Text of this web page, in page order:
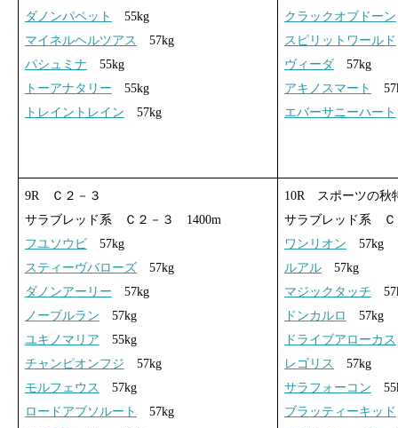
ダノンパペット
55kg
マイネルヘルツアス
57kg
パシュミナ 55kg
トーアナタリー 55kg
トレイントレイン 57kg
クラックオブドーン
スピリットワールド
ヴィーダ57kg
アキノスマート
エバーサニーハート
9R Ｃ２－３
サラブレッド系 Ｃ２－３ 1400m
フユソウビ57kg
スティーヴバローズ57kg
ダノンアーリー 57kg
ノーブルラン 57kg
ユキノマリア 55kg
チャンピオンフジ 57kg
モルフェウス
57kg
ロードアブソルート
57kg
10R スポーツの秋
サラブレッド系
ワンリオン 57kg
ルアル57kg
マジックタッチ
ドンカルロ
57kg
ドライブアローカス
レゴリス
57kg
サラフォーコン
ブラッティーキッド